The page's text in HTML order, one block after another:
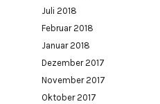
Juli 2018
Februar 2018
Januar 2018
Dezember 2017
November 2017
Oktober 2017